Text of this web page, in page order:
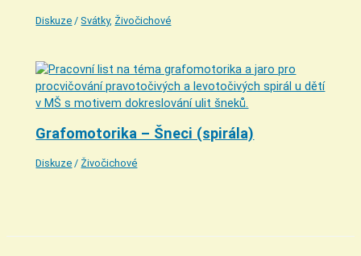
Diskuze /Svátky, Živočichové
Grafomotorika – Šneci (spirála)
Diskuze / Živočichové